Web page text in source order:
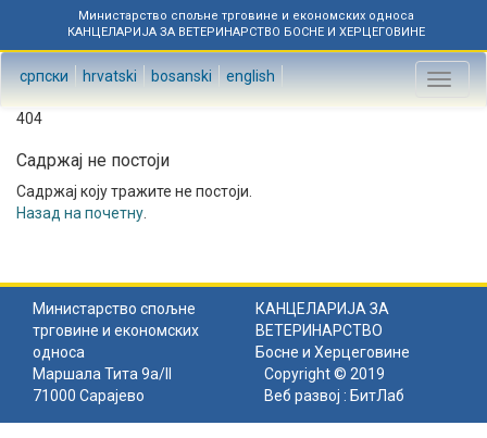
Министарство спољне трговине и економских односа
КАНЦЕЛАРИЈА ЗА ВЕТЕРИНАРСТВО БОСНЕ И ХЕРЦЕГОВИНЕ
српски hrvatski bosanski english
Toggle
404
Садржај не постоји
Садржај коју тражите не постоји.
Назад на почетну
Министарство спољне
трговине и економских
односа
КАНЦЕЛАРИЈА ЗА
ВЕТЕРИНАРСТВО
Босне и Херцеговине
Маршала Тита 9а/II
71000 Сарајево
Copyright © 2019
Веб развој : БитЛаб